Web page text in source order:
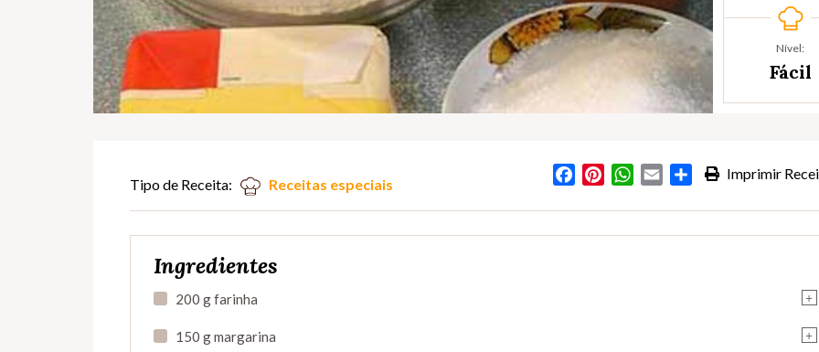
Nível:
Fácil
Imprimir
FacebookPinterestWhatsApp
Email Partilhar
Tipo de Receita: Receitas especiais
Ingredientes
+
200 g farinha
+
150 g margarina